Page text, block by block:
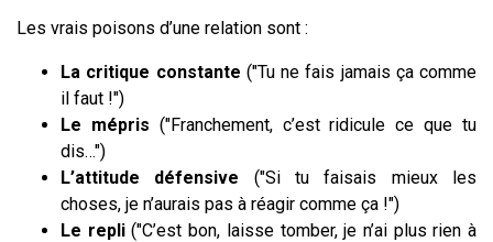
Les vrais poisons d’une relation sont :
La critique constante ("Tu ne fais jamais ça comme
il faut !")
Le mépris ("Franchement, c’est ridicule ce que tu
dis…")
L’attitude défensive ("Si tu faisais mieux les
choses, je n’aurais pas à réagir comme ça !")
Le repli("C’est bon, laisse tomber, je n’ai plus rien à